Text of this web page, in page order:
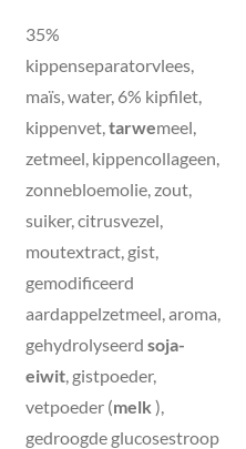
35%
kippenseparatorvlees,
maïs, water, 6% kipfilet,
kippenvet, tarwemeel,
zetmeel, kippencollageen,
zonnebloemolie, zout,
suiker, citrusvezel,
moutextract, gist,
gemodificeerd
aardappelzetmeel, aroma,
gehydrolyseerd soja-
eiwit , gistpoeder,
vetpoeder (melk ),
gedroogde glucosestroop